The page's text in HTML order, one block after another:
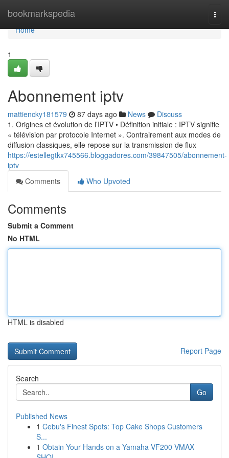
bookmarkspedia
Home
Home
1
Abonnement iptv
mattiencky181579 87 days ago News
Discuss
1. Origines et évolution de l’IPTV • Définition initiale : IPTV signifie
« télévision par protocole Internet ». Contrairement aux modes de
diffusion classiques, elle repose sur la transmission de flux
https://estellegtkx745566.bloggadores.com/39847505/abonnement-
iptv
Comments
Who Upvoted
Comments
Submit a Comment
No HTML
HTML is disabled
Report Page
Search
Go
Published News
1 Cebu's Finest Spots: Top Cake Shops Customers
S...
1 Obtain Your Hands on a Yamaha VF200 VMAX